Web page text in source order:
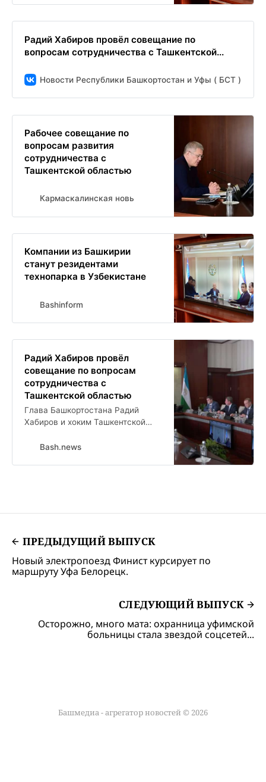
Радий Хабиров провёл совещание по
вопросам сотрудничества с Ташкентской...
Новости Республики Башкортостан и Уфы ( БСТ )
Рабочее совещание по
вопросам развития
сотрудничества с
Ташкентской областью
Кармаскалинская новь
Компании из Башкирии
станут резидентами
технопарка в Узбекистане
Bashinform
Радий Хабиров провёл
совещание по вопросам
сотрудничества с
Ташкентской областью
Глава Башкортостана Радий
Хабиров и хоким Ташкентской
онлайн-совещание, посвящённое
Bash.news
ПРЕДЫДУЩИЙ ВЫПУСК
Новый электропоезд Финист курсирует по
маршруту Уфа Белорецк.
СЛЕДУЮЩИЙ ВЫПУСК
Осторожно, много мата: охранница уфимской
больницы стала звездой соцсетей...
Башмедиа - агрегатор новостей © 2026